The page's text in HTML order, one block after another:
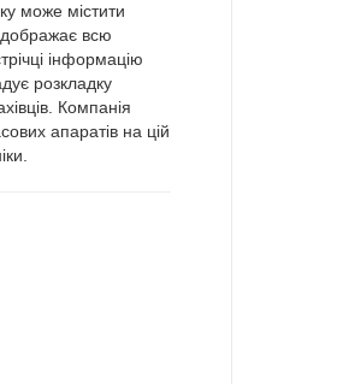
може містити
всю
інформацію
розкладку
Компанія
апаратів на цій